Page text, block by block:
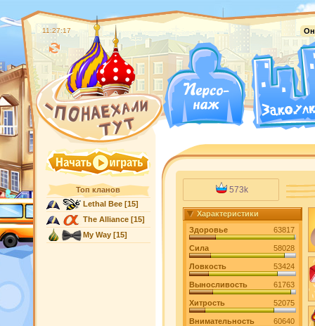
11:27:18
Топ кланов
Lethal Bee[15]
The Alliance[15]
My Way[15]
573k
Характеристики
Здоровье
63817
Сила 58028
Ловкость 53424
Выносливость 61763
Хитрость 52075
Внимательность 60640